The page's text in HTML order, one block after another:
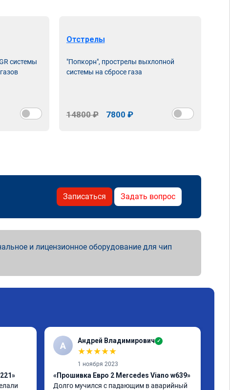
системы
Отстрелы
"Попкорн", прострелы выхлопной
системы на сбросе газа
14800 ₽ 7800 ₽
Записаться Задать вопрос
и лицензионное оборудование для чип
А Андрей Владимирович ✓
★★★★★
1 ноября 2023
«Прошивка Евро 2 Mercedes Viano w639»
Долго мучился с падающим в аварийный